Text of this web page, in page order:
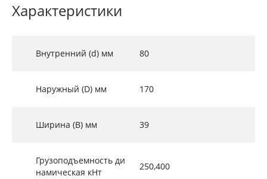
Характеристики
Внутренний (d) мм 80
Наружный (D) мм 170
Ширина (B) мм 39
Грузоподъемность ди
намическая кНт
250,400